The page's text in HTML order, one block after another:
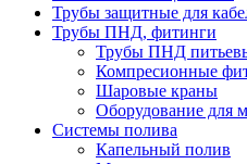
Трубы защитные для
Трубы ПНД, фитинги
Трубы ПНД
Компресионные
Шаровые краны
Оборудование для
Системы полива
Капельный полив